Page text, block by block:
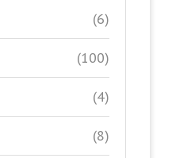
(6)
(100)
(4)
(8)